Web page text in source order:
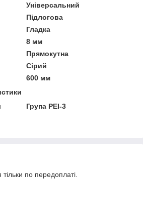
Універсальний
Підлогова
Гладка
8 мм
Прямокутна
Сірий
600 мм
Група PEI-3
по передоплаті.